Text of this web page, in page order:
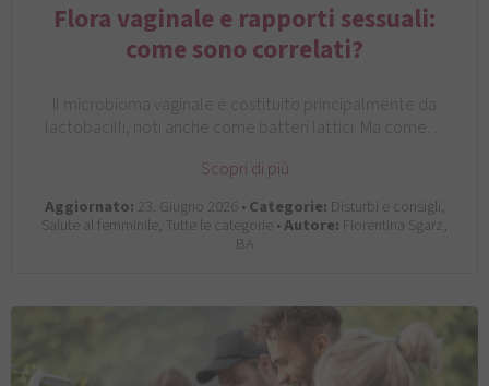
Flora vaginale e rapporti sessuali:
come sono correlati?
Il microbioma vaginale è costituito principalmente da
lactobacilli, noti anche come batteri lattici. Ma come…
Scopri di più
Aggiornato: 23. Giugno 2026 •Categorie: Disturbi e consigli,
Salute al femminile, Tutte le categorie •Autore: Florentina Sgarz,
BA